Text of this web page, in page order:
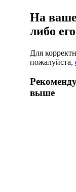
На
либо
Для
пожалуйста,
выше